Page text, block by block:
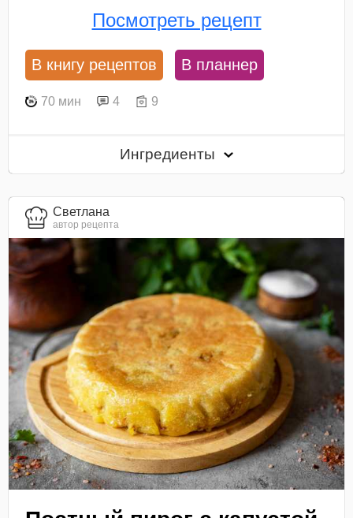
Посмотреть рецепт
В книгу рецептов В планнер
70 мин 4 9
Ингредиенты
Светлана
автор рецепта